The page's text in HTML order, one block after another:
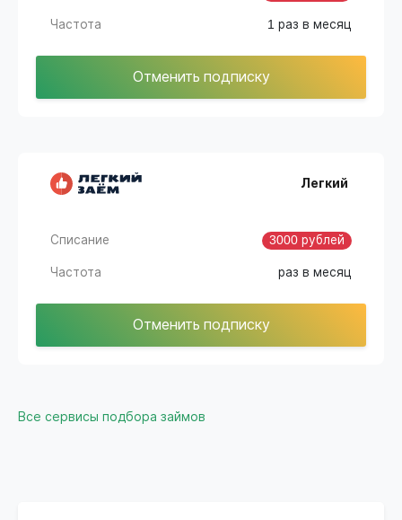
Частота 1 раз в месяц
Отменить подписку
Легкий
Списание 3000 рублей
Частота раз в месяц
Отменить подписку
Все сервисы подбора займов